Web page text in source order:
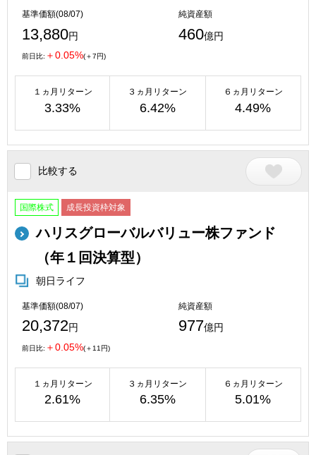
基準価額(08/07)
13,880円
純資産額
460億円
前日比: ＋0.05%(＋7円)
１ヵ月リターン
3.33%
３ヵ月リターン
6.42%
６ヵ月リターン
4.49%
比較する
国際株式 成長投資枠対象
ハリスグローバルバリュー株ファンド
（年１回決算型）
朝日ライフ
基準価額(08/07)
20,372円
純資産額
977億円
前日比: ＋0.05%(＋11円)
１ヵ月リターン
2.61%
３ヵ月リターン
6.35%
６ヵ月リターン
5.01%